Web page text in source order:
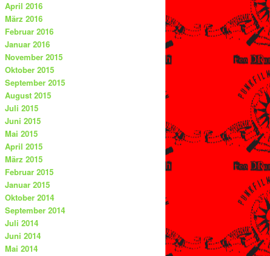
April 2016
März 2016
Februar 2016
Januar 2016
November 2015
Oktober 2015
September 2015
August 2015
Juli 2015
Juni 2015
Mai 2015
April 2015
März 2015
Februar 2015
Januar 2015
Oktober 2014
September 2014
Juli 2014
Juni 2014
Mai 2014